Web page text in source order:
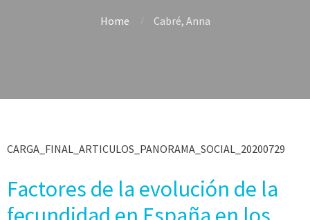
Home Cabré, Anna
CARGA_FINAL_ARTICULOS_PANORAMA_SOCIAL_20200729
Factores de la evolución de la